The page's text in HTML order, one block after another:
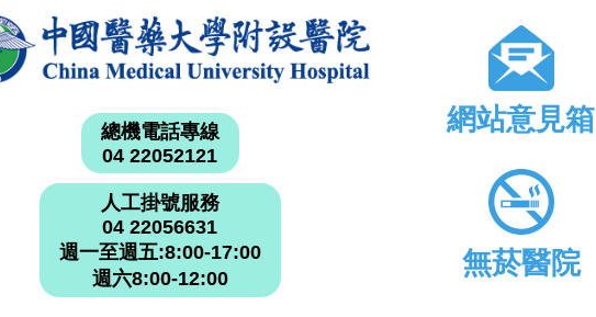
總機電話專線
04 22052121
人工掛號服務
04 22056631
週一至週五:8:00-17:00
週六8:00-12:00
網站意見箱
無菸醫院